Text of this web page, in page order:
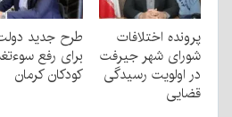
پرونده اختلافات
شورای شهر جیرفت
در اولویت رسیدگی
قضایی
طرح جدید
برای رفع
کودکان کرمان